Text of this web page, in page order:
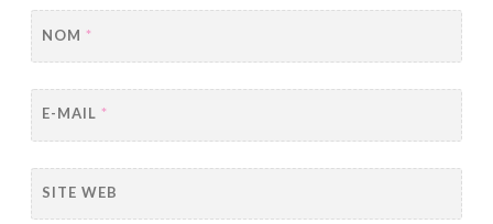
NOM *
E-MAIL *
SITE WEB